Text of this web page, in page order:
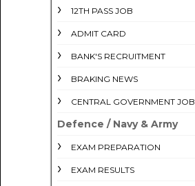
12TH PASS JOB
ADMIT CARD
BANK'S RECRUITMENT
BRAKING NEWS
CENTRAL GOVERNMENT JOB
Defence / Navy & Army
EXAM PREPARATION
EXAM RESULTS